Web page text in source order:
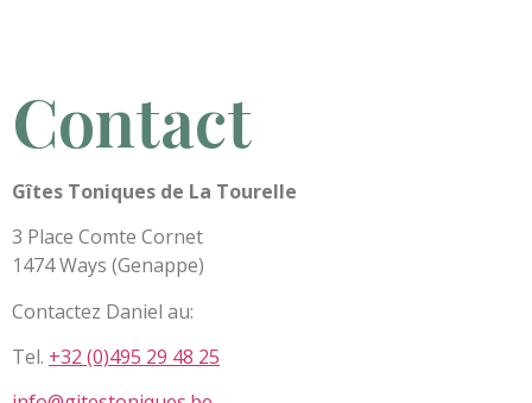
Contact
Gîtes Toniques de La Tourelle
3 Place Comte Cornet
1474 Ways (Genappe)
Contactez Daniel au:
Tel. +32 (0)495 29 48 25